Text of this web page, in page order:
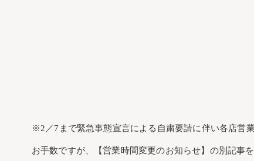
※2／7まで緊急事態宣言による自粛要請に伴い各店営
お手数ですが、【営業時間変更のお知らせ】の別記事を